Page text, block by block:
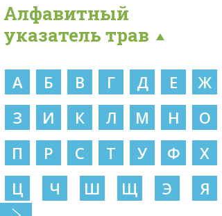
Алфавитный
указатель трав
А Б В Г Д Е
Ж
З
И К Л М Н
О
П
Р С Т У Ф
Х
Ц
Ч Ш Щ Э Я